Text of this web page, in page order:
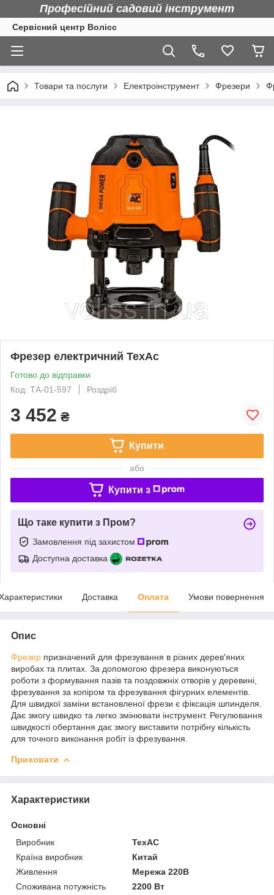
Професійний садовий інструмент
Сервісний центр Волісс
Товари та послуги Електроінструмент Фрезери
Фрезер електричний ТехАс
Готово до відправки
Код: ТА-01-597
Роздріб
3 452 ₴
Купити
або
Купити з
Що таке купити з Пром?
Замовлення під захистом
Доступна доставка
Доставка Оплата Умови повернення
Опис
Фрезер призначений для фрезування в різних дерев'яних
виробах та плитах. За допомогою фрезера виконуються
роботи з формування пазів та поздовжніх отворів у деревині,
фрезування за копіром та фрезування фігурних елементів.
Для швидкої заміни встановленої фрези є фіксація шпинделя.
Дає змогу швидко та легко змінювати інструмент. Регулювання
швидкості обертання дає змогу виставити потрібну кількість
для точного виконання робіт із фрезування.
Приховати
Характеристики
Основні
Виробник
ТехАС
Країна виробник
Китай
Живлення
Мережа 220В
Споживана потужність
2200 Вт